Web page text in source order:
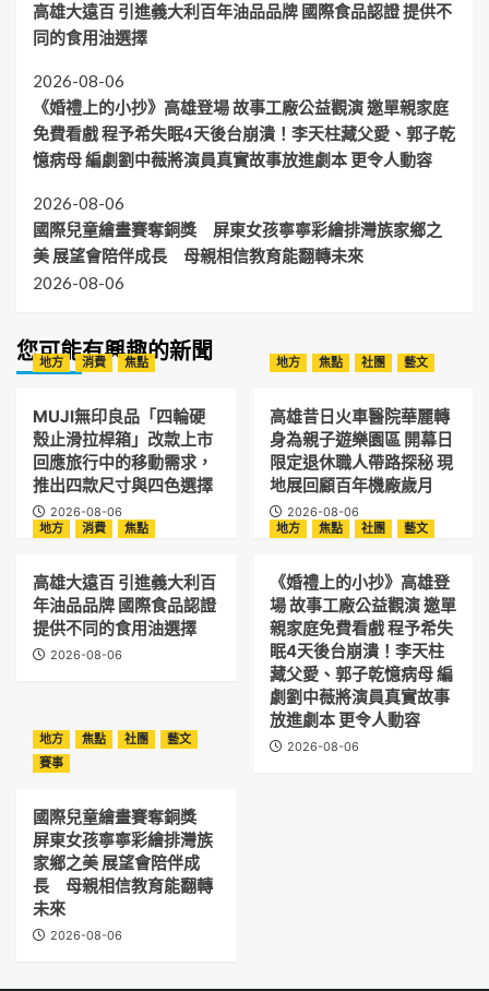
高雄大遠百 引進義大利百年油品品牌 國際食品認證 提供不
同的食用油選擇
2026-08-06
《婚禮上的小抄》高雄登場 故事工廠公益觀演 邀單親家庭
免費看戲 程予希失眠4天後台崩潰！李天柱藏父愛、郭子乾
憶病母 編劇劉中薇將演員真實故事放進劇本 更令人動容
2026-08-06
國際兒童繪畫賽奪銅獎 屏東女孩寧寧彩繪排灣族家鄉之
美 展望會陪伴成長 母親相信教育能翻轉未來
2026-08-06
您可能有興趣的新聞
地方 消費 焦點
MUJI無印良品「四輪硬
殼止滑拉桿箱」改款上市
回應旅行中的移動需求，
推出四款尺寸與四色選擇
2026-08-06
地方 焦點 社團 藝文
高雄昔日火車醫院華麗轉
身為親子遊樂園區 開幕日
限定退休職人帶路探秘 現
地展回顧百年機廠歲月
2026-08-06
地方
消費 焦點
高雄大遠百 引進義大利百
年油品品牌 國際食品認證
提供不同的食用油選擇
2026-08-06
地方 焦點 社團 藝文
《婚禮上的小抄》高雄登
場 故事工廠公益觀演 邀單
親家庭免費看戲 程予希失
眠4天後台崩潰！李天柱
藏父愛、郭子乾憶病母 編
劇劉中薇將演員真實故事
放進劇本 更令人動容
2026-08-06
地方 焦點 社團
藝文
賽事
國際兒童繪畫賽奪銅獎
屏東女孩寧寧彩繪排灣族
家鄉之美 展望會陪伴成
長 母親相信教育能翻轉
未來
2026-08-06